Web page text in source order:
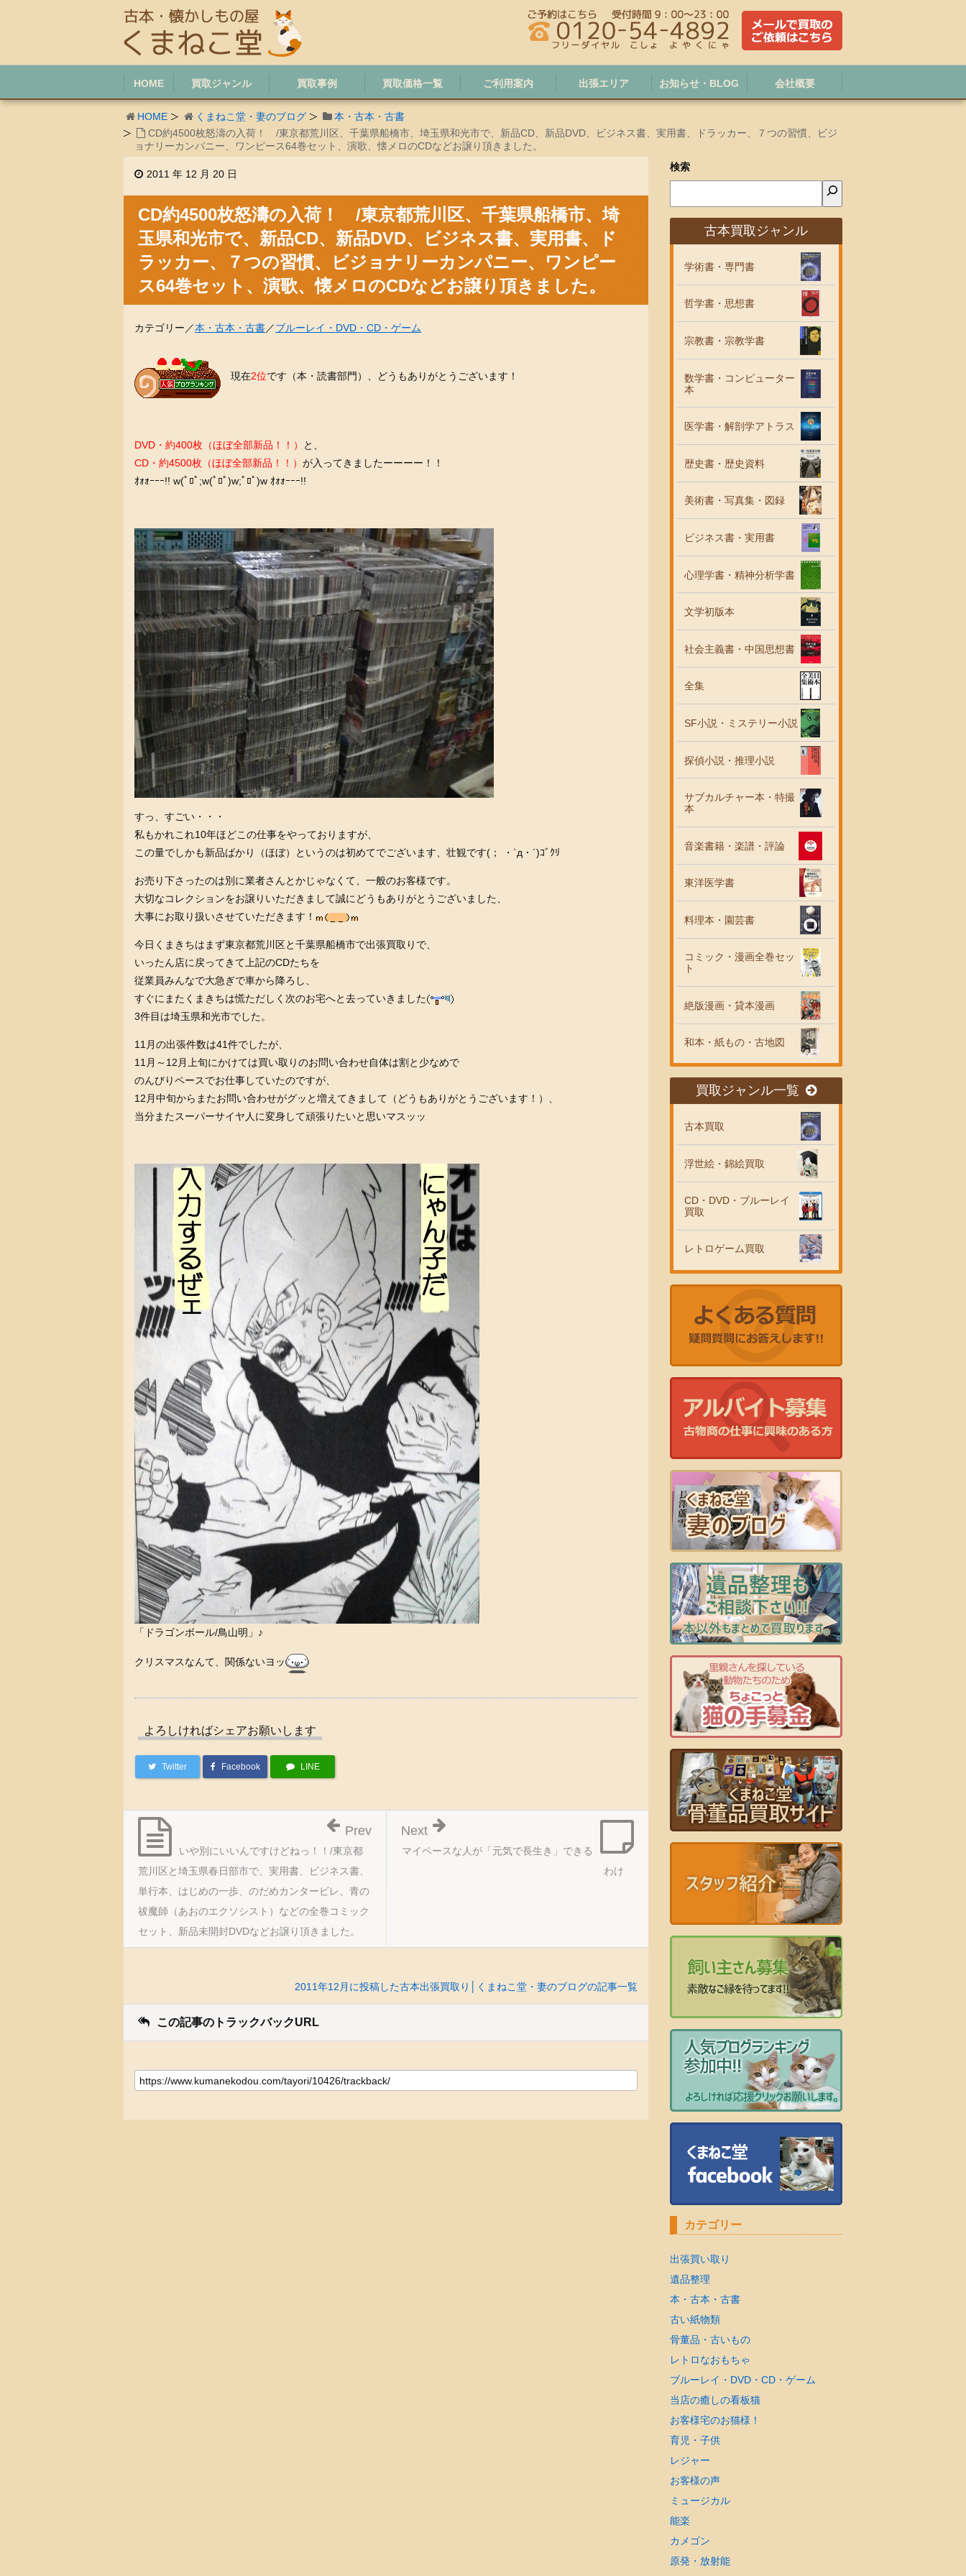
HOME 買取ジャンル 買取事例 買取価格一覧 ご利用案内 出張エリア お知らせ・BLOG 会社概要
HOME くまねこ堂・妻のブログ
本・古本・古書
CD約4500枚怒濤の入荷！ /東京都荒川区、千葉県船橋市、埼玉県和光市で、新品CD、新品DVD、ビジネス書、実用書、ドラッカー、７つの習慣、ビジ
ョナリーカンパニー、ワンピース64巻セット、演歌、懐メロのCDなどお譲り頂きました。
2011 年 12 月 20 日
CD約4500枚怒濤の入荷！ /東京都荒川区、千葉県船橋市、埼
玉県和光市で、新品CD、新品DVD、ビジネス書、実用書、ド
ラッカー、７つの習慣、ビジョナリーカンパニー、ワンピー
ス64巻セット、演歌、懐メロのCDなどお譲り頂きました。
カテゴリー／本・古本・古書／ブルーレイ・DVD・CD・ゲーム
現在2位です（本・読書部門）、どうもありがとうございます！
DVD・約400枚（ほぼ全部新品！！）
と、
CD・約4500枚（ほぼ全部新品！！） が入ってきましたーーーー！！
ｵｫｫｰｰｰ!! w(ﾟﾛﾟ;w(ﾟﾛﾟ)w;ﾟﾛﾟ)w ｵｫｫｰｰｰ!!
すっ、すごい・・・
私もかれこれ10年ほどこの仕事をやっておりますが、
この量でしかも新品ばかり（ほぼ）というのは初めてでございます、壮観です(； ・`д・´)ｺﾞｸﾘ
お売り下さったのは別に業者さんとかじゃなくて、一般のお客様です。
大切なコレクションをお譲りいただきまして誠にどうもありがとうございました、
大事にお取り扱いさせていただきます！
今日くまきちはまず東京都荒川区と千葉県船橋市で出張買取りで、
いったん店に戻ってきて上記のCDたちを
従業員みんなで大急ぎで車から降ろし、
すぐにまたくまきちは慌ただしく次のお宅へと去っていきました
3件目は埼玉県和光市でした。
11月の出張件数は41件でしたが、
11月～12月上旬にかけては買い取りのお問い合わせ自体は割と少なめで
のんびりペースでお仕事していたのですが、
12月中旬からまたお問い合わせがグッと増えてきまして（どうもありがとうございます！）、
当分またスーパーサイヤ人に変身して頑張りたいと思いマスッッ
「ドラゴンボール/鳥山明」♪
クリスマスなんて、関係ないヨッ
よろしければシェアお願いします
Twitter Facebook LINE
マイペースな人が「元気で長生き」できる
わけ
Next
いや別にいいんですけどねっ！！/東京都
荒川区と埼玉県春日部市で、実用書、ビジネス書、
単行本、はじめの一歩、のだめカンタービレ、青の
祓魔師（あおのエクソシスト）などの全巻コミック
セット、新品未開封DVDなどお譲り頂きました。
Prev
2011年12月に投稿した古本出張買取り│くまねこ堂・妻のブログの記事一覧
この記事のトラックバックURL
検索
古本買取ジャンル
学術書・専門書
哲学書・思想書
宗教書・宗教学書
数学書・コンピューター
本
医学書・解剖学アトラス
歴史書・歴史資料
美術書・写真集・図録
ビジネス書・実用書
心理学書・精神分析学書
文学初版本
社会主義書・中国思想書
全集
SF小説・ミステリー小説
探偵小説・推理小説
サブカルチャー本・特撮
本
音楽書籍・楽譜・評論
東洋医学書
料理本・園芸書
コミック・漫画全巻セッ
ト
絶版漫画・貸本漫画
和本・紙もの・古地図
買取ジャンル一覧
古本買取
浮世絵・錦絵買取
CD・DVD・ブルーレイ
買取
レトロゲーム買取
カテゴリー
出張買い取り
遺品整理
本・古本・古書
古い紙物類
骨董品・古いもの
レトロなおもちゃ
ブルーレイ・DVD・CD・ゲーム
当店の癒しの看板猫
お客様宅のお猫様！
育児・子供
レジャー
お客様の声
ミュージカル
能楽
カメゴン
原発・放射能